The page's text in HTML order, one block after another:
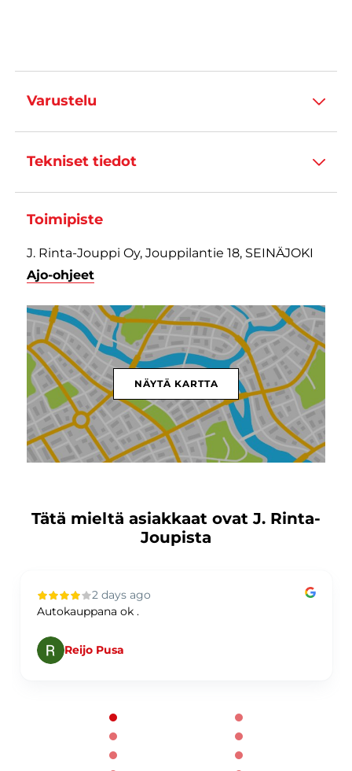
Varustelu
Tekniset tiedot
Toimipiste
J. Rinta-Jouppi Oy, Jouppilantie 18, SEINÄJOKI
Ajo-ohjeet
NÄYTÄ KARTTA
Tätä mieltä asiakkaat ovat J. Rinta-
Joupista
2 days ago
Autokauppana ok .
Reijo Pusa